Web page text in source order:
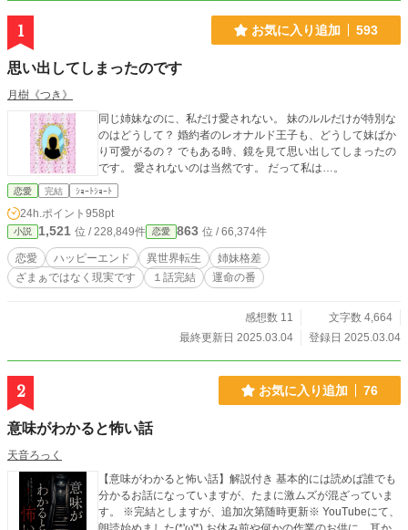
1 お気に入り追加 593
思い出してしまったのです
月樹《つき》
同じ姉妹なのに、私だけ愛されない。 妹のルルだけが特別な
のはどうして？ 婚約者のレオナルド王子も、どうして妹ばか
り可愛がるの？ でもある時、鏡を見て思い出してしまったの
です。 愛されないのは当然です。 だって私は…。
恋愛 完結 ｼｮｰﾄｼｮｰﾄ
24h.ポイント 958pt
小説 1,521 位 / 228,849件 恋愛 863 位 / 66,374件
恋愛 ハッピーエンド 異世界転生
姉妹格差
ざまぁではなく現実です
１話完結 運命の番
感想数 11
文字数 4,664
最終更新日 2025.03.04
登録日 2025.03.04
2 お気に入り追加 76
意味がわかると怖い話
天音ろっく
【意味がわかると怖い話】解説付き 基本的には読めば誰でも
分かるお話になっていますが、たまに激ムズが混ざっていま
す。 ※完結としますが、追加次第随時更新※ YouTubeにて、